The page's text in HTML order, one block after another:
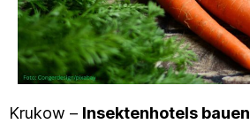
Krukow – Insektenhotels bauen